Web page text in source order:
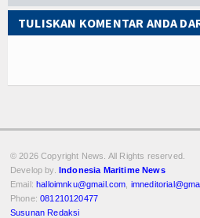
TULISKAN KOMENTAR ANDA
© 2026 Copyright News. All Rights reserved.
Develop by. Indonesia Maritime News
Email:halloimnku@gmail.com
Phone:081210120477
Susunan Redaksi